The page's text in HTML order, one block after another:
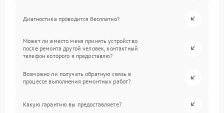
Диагностика проводится бесплатно?
Может ли вместо меня принять устройство
после ремонта другой человек, контактный
телефон которого я предоставлю?
Возможно ли получать обратную связь в
процессе выполнения ремонтных работ?
Какую гарантию вы предоставляете?